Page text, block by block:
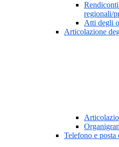
regionali/
Atti degli
Articolazione
Telefono e posta